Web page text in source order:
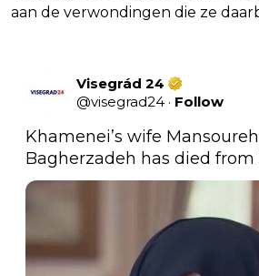
aan de verwondingen die ze
Visegrád 24
@visegrad24 · Follow
Khamenei’s wife
Bagherzadeh has died